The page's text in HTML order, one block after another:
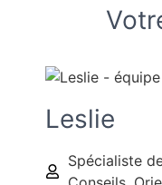
Leslie
Spécialiste